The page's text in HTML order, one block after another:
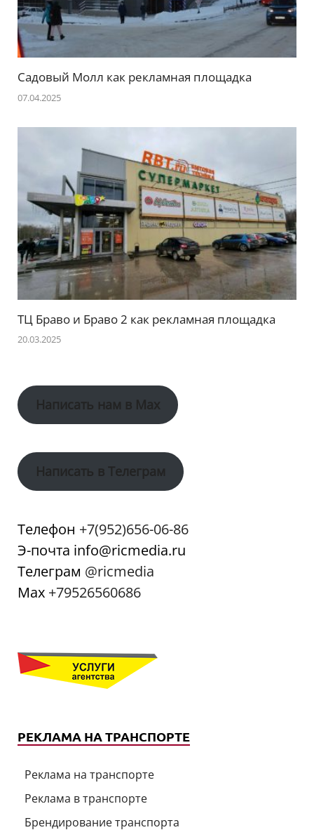
Садовый Молл как рекламная площадка
07.04.2025
ТЦ Браво и Браво 2 как рекламная площадка
20.03.2025
Написать нам в Max
Написать в Телеграм
Телефон +7(952)656-06-86
Э-почта info@ricmedia.ru
Телеграм @ricmedia
Мах +79526560686
РЕКЛАМА НА ТРАНСПОРТЕ
Реклама на транспорте
Реклама в транспорте
Брендирование транспорта